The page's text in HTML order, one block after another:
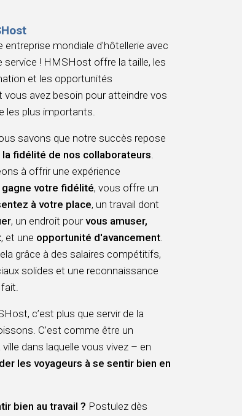
mondiale d'hôtellerie avec
service ! HMSHost offre la taille, les
et les opportunités
vous avez besoin pour atteindre vos
les plus importants.
savons que notre succès repose
fidélité de nos collaborateurs.
à offrir une expérience
gagne votre fidélité, vous offre un
à votre place, un travail dont
, un endroit pourvous amuser,
, et une opportunité d'avancement.
grâce à des salaires compétitifs,
solides et une reconnaissance
c’est plus que servir de la
C’est comme être un
dans laquelle vous vivez – en
les voyageurs à se sentir bien en
bien au travail ? Postulez dès